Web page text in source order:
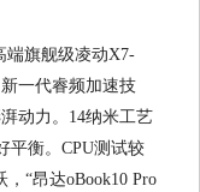
端旗舰级凌动X7-
一代睿频加速技
动力。14纳米工艺
平衡。CPU测试较
“昂达oBook10 Pro